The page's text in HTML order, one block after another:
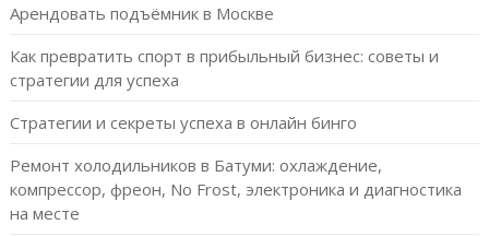
Арендовать подъёмник в Москве
Как превратить спорт в прибыльный бизнес: советы и
стратегии для успеха
Стратегии и секреты успеха в онлайн бинго
Ремонт холодильников в Батуми: охлаждение,
компрессор, фреон, No Frost, электроника и диагностика
на месте